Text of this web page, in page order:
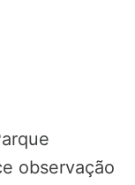
observação